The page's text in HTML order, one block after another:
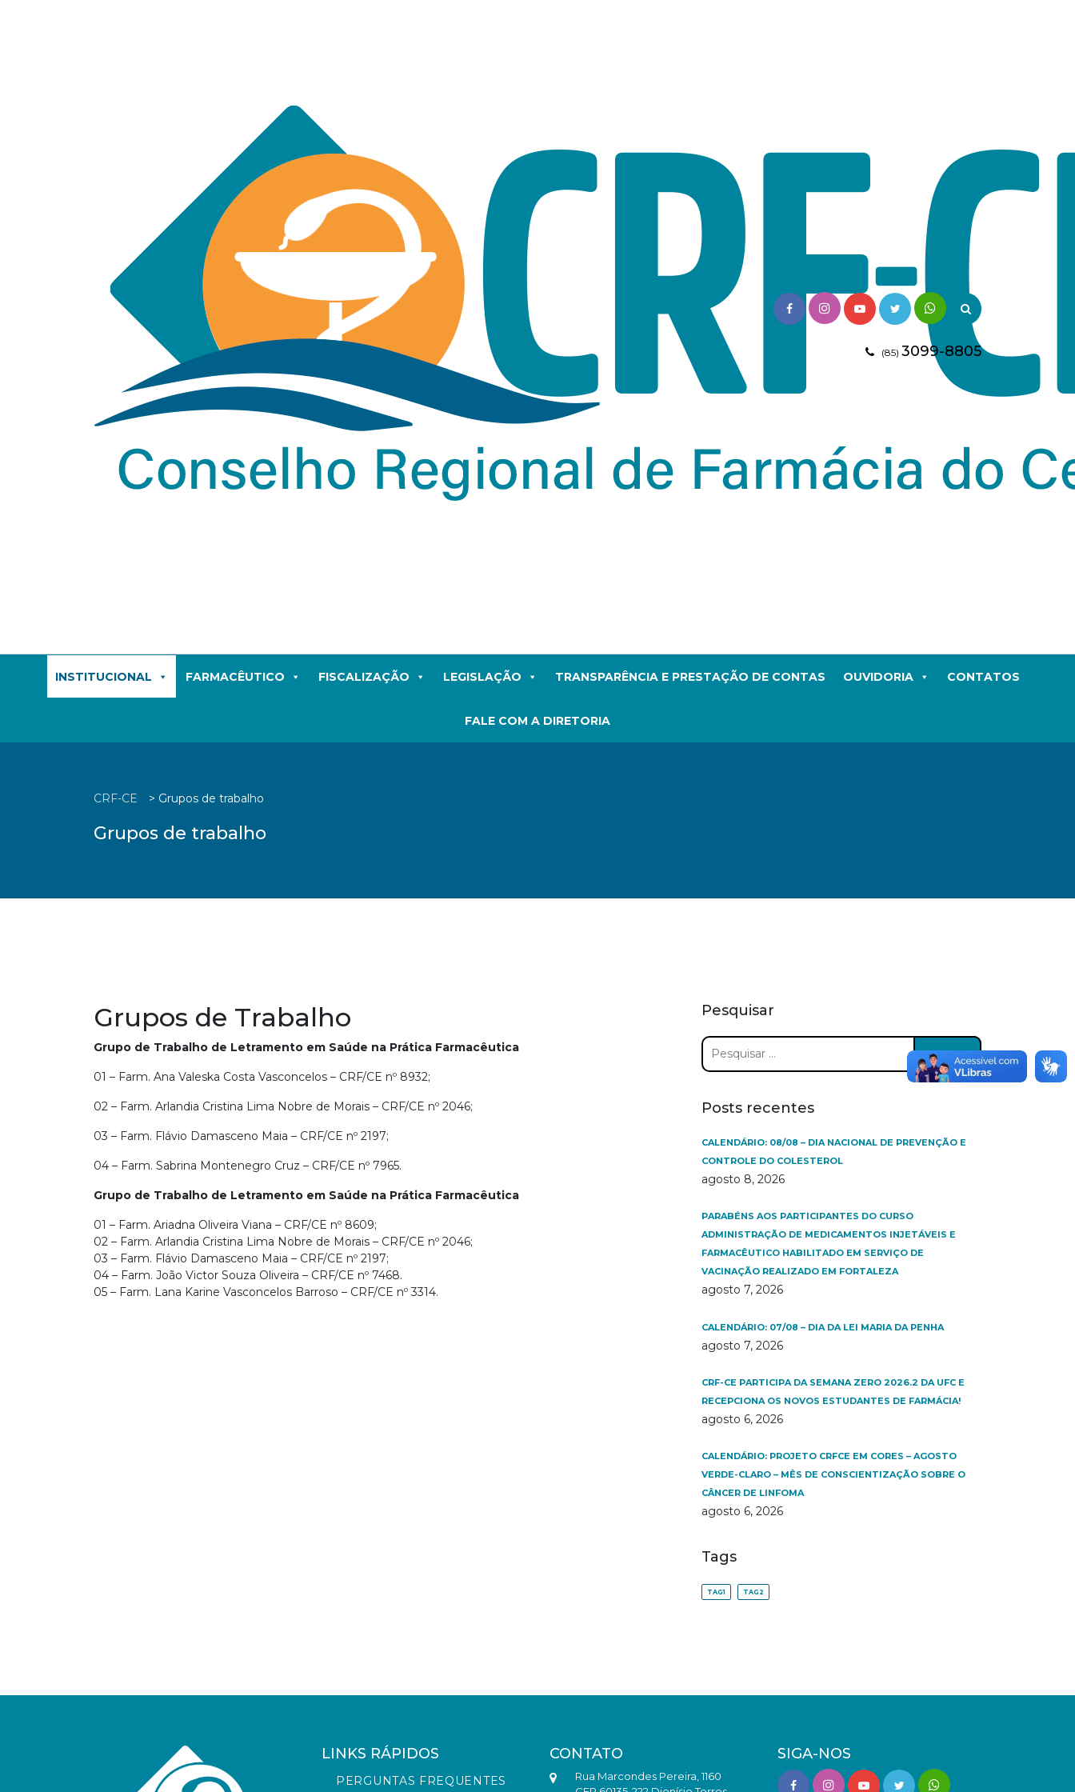
(85) 3099-8805
INSTITUCIONAL FARMACÊUTICO FISCALIZAÇÃO LEGISLAÇÃO TRANSPARÊNCIA E PRESTAÇÃO DE CONTAS OUVIDORIA CONTATOS
FALE COM A DIRETORIA
CRF-CE > Grupos de trabalho
Grupos de trabalho
Grupos de Trabalho
Grupo de Trabalho de Letramento em Saúde na Prática Farmacêutica
01 – Farm. Ana Valeska Costa Vasconcelos – CRF/CE nº 8932;
02 – Farm. Arlandia Cristina Lima Nobre de Morais – CRF/CE nº 2046;
03 – Farm. Flávio Damasceno Maia – CRF/CE nº 2197;
04 – Farm. Sabrina Montenegro Cruz – CRF/CE nº 7965.
Grupo de Trabalho de Letramento em Saúde na Prática Farmacêutica
01 – Farm. Ariadna Oliveira Viana – CRF/CE nº 8609;
02 – Farm. Arlandia Cristina Lima Nobre de Morais – CRF/CE nº 2046;
03 – Farm. Flávio Damasceno Maia – CRF/CE nº 2197;
04 – Farm. João Victor Souza Oliveira – CRF/CE nº 7468.
05 – Farm. Lana Karine Vasconcelos Barroso – CRF/CE nº 3314.
Pesquisar
Pesquisar
por:
Posts recentes
CALENDÁRIO: 08/08 – DIA NACIONAL DE PREVENÇÃO E
CONTROLE DO COLESTEROL
agosto 8, 2026
PARABÉNS AOS PARTICIPANTES DO CURSO
ADMINISTRAÇÃO DE MEDICAMENTOS INJETÁVEIS E
FARMACÊUTICO HABILITADO EM SERVIÇO DE
VACINAÇÃO REALIZADO EM FORTALEZA
agosto 7, 2026
CALENDÁRIO: 07/08 – DIA DA LEI MARIA DA PENHA
agosto 7, 2026
CRF-CE PARTICIPA DA SEMANA ZERO 2026.2 DA UFC E
RECEPCIONA OS NOVOS ESTUDANTES DE FARMÁCIA!
agosto 6, 2026
CALENDÁRIO: PROJETO CRFCE EM CORES – AGOSTO
VERDE-CLARO – MÊS DE CONSCIENTIZAÇÃO SOBRE O
CÂNCER DE LINFOMA
agosto 6, 2026
Tags
TAG1 TAG2
LINKS RÁPIDOS
PERGUNTAS FREQUENTES
CONTATO
Rua Marcondes Pereira, 1160
SIGA-NOS